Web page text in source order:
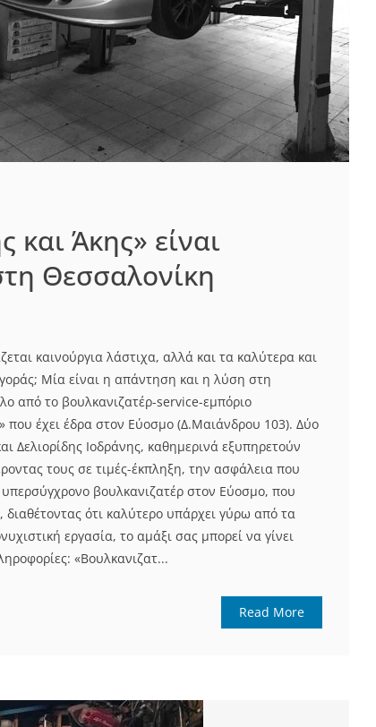
και Άκης» είναι
Θεσσαλονίκη
καινούργια λάστιχα, αλλά και τα καλύτερα και
Μία είναι η απάντηση και η λύση στη
από το βουλκανιζατέρ-service-εμπόριο
που έχει έδρα στον Εύοσμο (Δ.Μαιάνδρου 103). Δύο
Δελιορίδης Ιοδράνης, καθημερινά εξυπηρετούν
τους σε τιμές-έκπληξη, την ασφάλεια που
βουλκανιζατέρ στον Εύοσμο, που
ότι καλύτερο υπάρχει γύρω από τα
εργασία, το αμάξι σας μπορεί να γίνει
«Βουλκανιζατ...
Read More